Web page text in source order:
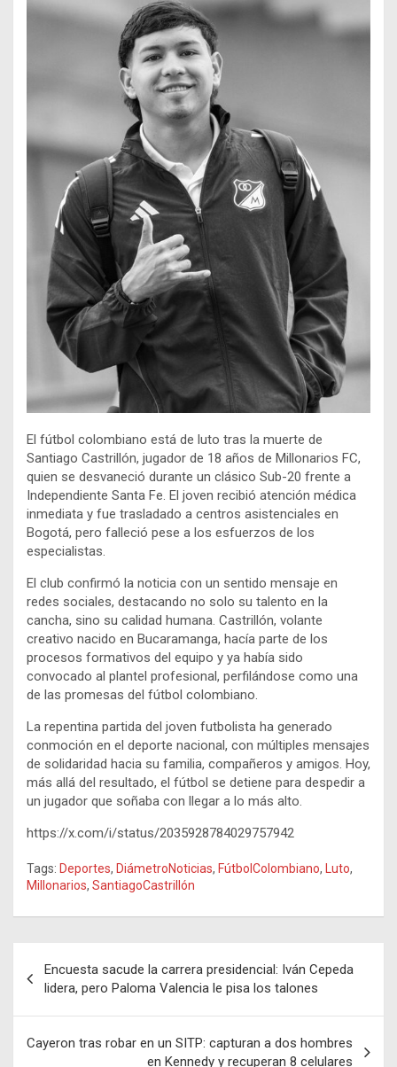
El fútbol colombiano está de luto tras la muerte de
Santiago Castrillón, jugador de 18 años de Millonarios FC,
quien se desvaneció durante un clásico Sub-20 frente a
Independiente Santa Fe. El joven recibió atención médica
inmediata y fue trasladado a centros asistenciales en
Bogotá, pero falleció pese a los esfuerzos de los
especialistas.
El club confirmó la noticia con un sentido mensaje en
redes sociales, destacando no solo su talento en la
cancha, sino su calidad humana. Castrillón, volante
creativo nacido en Bucaramanga, hacía parte de los
procesos formativos del equipo y ya había sido
convocado al plantel profesional, perfilándose como una
de las promesas del fútbol colombiano.
La repentina partida del joven futbolista ha generado
conmoción en el deporte nacional, con múltiples mensajes
de solidaridad hacia su familia, compañeros y amigos. Hoy,
más allá del resultado, el fútbol se detiene para despedir a
un jugador que soñaba con llegar a lo más alto.
https://x.com/i/status/2035928784029757942
Tags: Deportes, DiámetroNoticias, FútbolColombiano, Luto,
Millonarios, SantiagoCastrillón
de
entradas
Encuesta sacude la carrera presidencial: Iván Cepeda
lidera, pero Paloma Valencia le pisa los talones
Cayeron tras robar en un SITP: capturan a dos hombres
en Kennedy y recuperan 8 celulares